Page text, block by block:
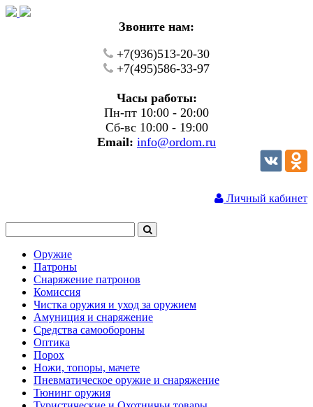
Звоните нам:
+7(936)513-20-30
+7(495)586-33-97
Часы работы:
Пн-пт 10:00 - 20:00
Сб-вс 10:00 - 19:00
Email: info@ordom.ru
Личный кабинет
Оружие
Патроны
Снаряжение патронов
Комиссия
Чистка оружия и уход за оружием
Амуниция и снаряжение
Средства самообороны
Оптика
Порох
Ножи, топоры, мачете
Пневматическое оружие и снаряжение
Тюнинг оружия